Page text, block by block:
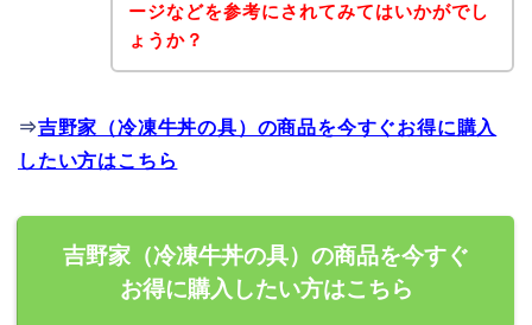
ージなどを参考にされてみてはいかがでし
ょうか？
⇒吉野家（冷凍牛丼の具）の商品を今すぐお得に購入
したい方はこちら
吉野家（冷凍牛丼の具）の商品を今すぐ
お得に購入したい方はこちら